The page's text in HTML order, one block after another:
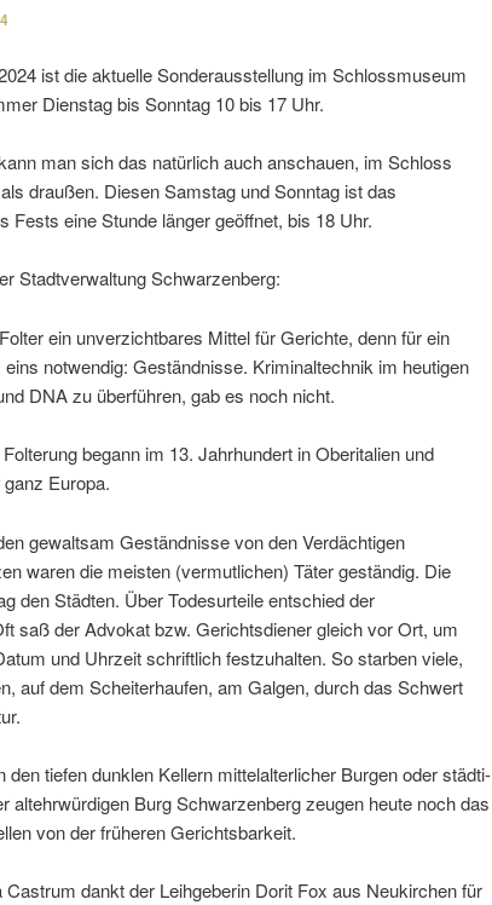
ist die aktu­elle Sonderausstellung im Schlossmuseum
Dienstag bis Sonntag 10 bis 17 Uhr.
man sich das natür­lich auch anschauen, im Schloss
draußen. Diesen Samstag und Sonntag ist das
Fests eine Stunde länger geöffnet, bis 18 Uhr.
Stadtverwaltung Schwarzenberg:
ein unver­zicht­bares Mittel für Gerichte, denn für ein
notwendig: Geständnisse. Kriminaltechnik im heutigen
DNA zu über­führen, gab es noch nicht.
begann im 13. Jahrhundert in Oberitalien und
Europa.
gewaltsam Geständnisse von den Verdächtigen
waren die meisten (vermut­li­chen) Täter geständig. Die
den Städten. Über Todesurteile entschied der
saß der Advokat bzw. Gerichtsdiener gleich vor Ort, um
und Uhrzeit schrift­lich fest­zu­halten. So starben viele,
auf dem Scheiterhaufen, am Galgen, durch das Schwert
den tiefen dunklen Kellern mittel­al­ter­li­cher Burgen oder städ­ti­
altehr­wür­digen Burg Schwarzenberg zeugen heute noch das
von der früheren Gerichtsbarkeit.
dankt der Leihgeberin Dorit Fox aus Neukirchen für